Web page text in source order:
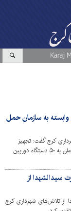
وابسته به سازمان حمل
کرج گفت: تجهیز
محیط‌های تحت پوشش این سازمان به ۵۰ دستگاه دوربین‌
اماکن وابسته افزایش
لشکر ۱۰ حضرت سیدالشهدا از
از تلاش‌های شهرداری کرج